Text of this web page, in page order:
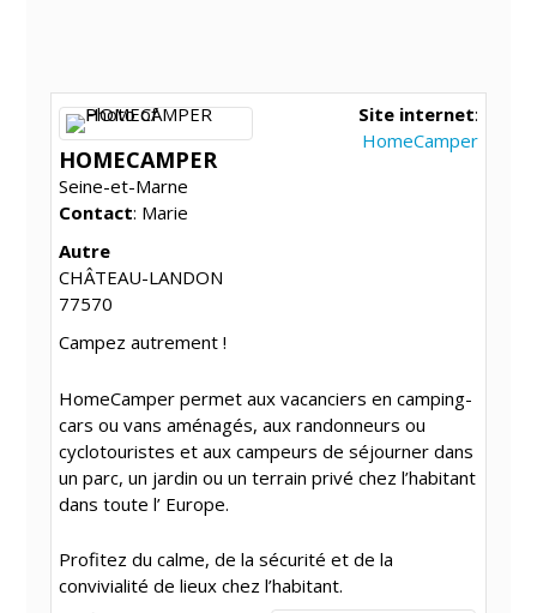
HOMECAMPER
Seine-et-Marne
Contact: Marie
Autre
CHÂTEAU-LANDON
77570
Site internet:
HomeCamper
Campez autrement !
HomeCamper permet aux vacanciers en camping-
cars ou vans aménagés, aux randonneurs ou
cyclotouristes et aux campeurs de séjourner dans
un parc, un jardin ou un terrain privé chez l’habitant
dans toute l’ Europe.
Profitez du calme, de la sécurité et de la
convivialité de lieux chez l’habitant.